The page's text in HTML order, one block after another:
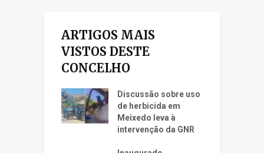
ARTIGOS MAIS
VISTOS DESTE
CONCELHO
Discussão sobre uso
de herbicida em
Meixedo leva à
intervenção da GNR